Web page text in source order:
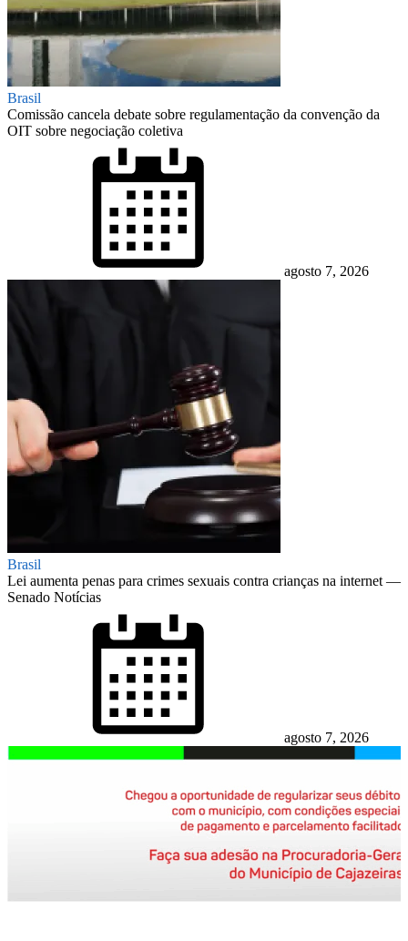
Brasil
Comissão cancela debate sobre regulamentação da convenção da
OIT sobre negociação coletiva
agosto 7, 2026
Brasil
Lei aumenta penas para crimes sexuais contra crianças na internet —
Senado Notícias
agosto 7, 2026